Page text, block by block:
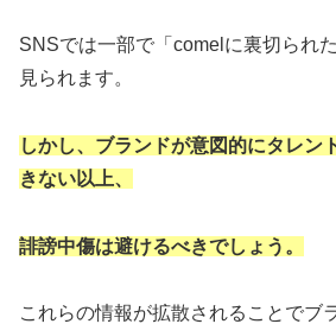
SNSでは一部で「comelに裏切られ
見られます。
しかし、ブランドが意図的にタレン
きない以上、
誹謗中傷は避けるべきでしょう。
これらの情報が拡散されることでブ